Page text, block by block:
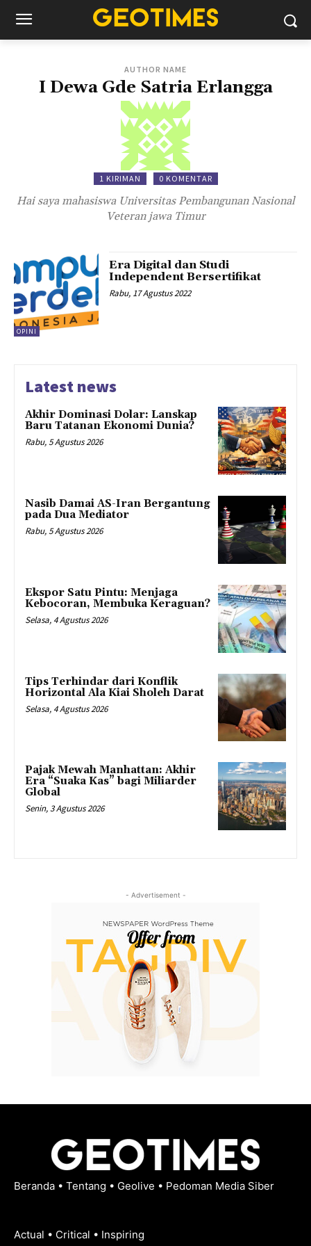
AUTHOR NAME
I Dewa Gde Satria Erlangga
1 KIRIMAN 0 KOMENTAR
Hai saya mahasiswa Universitas Pembangunan Nasional
Veteran jawa Timur
OPINI
Era Digital dan Studi
Independent Bersertifikat
Rabu, 17 Agustus 2022
Latest news
Akhir Dominasi Dolar: Lanskap
Baru Tatanan Ekonomi Dunia?
Rabu, 5 Agustus 2026
Nasib Damai AS-Iran Bergantung
pada Dua Mediator
Rabu, 5 Agustus 2026
Ekspor Satu Pintu: Menjaga
Kebocoran, Membuka Keraguan?
Selasa, 4 Agustus 2026
Tips Terhindar dari Konflik
Horizontal Ala Kiai Sholeh Darat
Selasa, 4 Agustus 2026
Pajak Mewah Manhattan: Akhir
Era “Suaka Kas” bagi Miliarder
Global
Senin, 3 Agustus 2026
- Advertisement -
Beranda • Tentang • Geolive • Pedoman Media Siber
Actual • Critical • Inspiring